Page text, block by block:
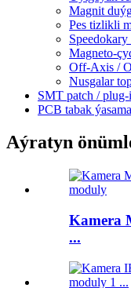
Magnit
Pes tizlikli
Magneto-
Off-Axis /
Nusgalar
SMT patch /
PCB tabak
Aýratyn
Kamera
...